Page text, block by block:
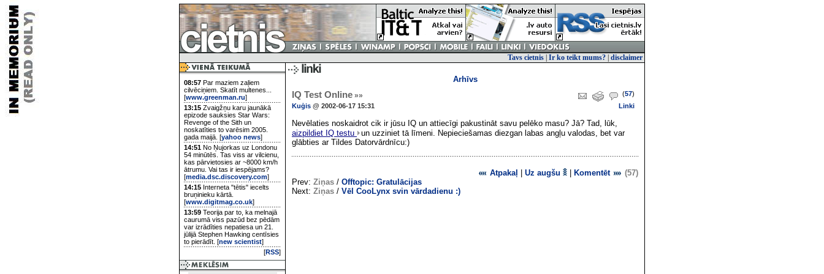
Tavs cietnis Ir ko teikt mums? disclaimer
08:57 Par maziem zaļiem
cilvēciņiem. Skatīt multenes...
[www.greenman.ru]
13:15 Zvaigžņu karu jaunākā
epizode sauksies Star Wars:
Revenge of the Sith un
noskatīties to varēsim 2005.
gada maijā. [yahoo news]
14:51 No Ņujorkas uz Londonu
54 minūtēs. Tas viss ar vilcienu,
kas pārvietosies ar ~8000 km/h
ātrumu. Vai tas ir iespējams?
[media.dsc.discovery.com]
14:15 Interneta "tētis" iecelts
bruņinieku kārtā.
[www.digitmag.co.uk]
13:59 Teorija par to, ka melnajā
caurumā viss pazūd bez pēdām
var izrādīties nepatiesa un 21.
jūlijā Stephen Hawking centīsies
to pierādīt. [new scientist]
[RSS]
Arhīvs
IQ Test Online »» (57)
Kuģis @ 2002-06-17 15:31 Linki
Nevēlaties noskaidrot cik ir jūsu IQ un attiecīgi pakustināt savu pelēko masu? Jā? Tad, lūk,
aizpildiet IQ testu
un uzziniet tā līmeni. Nepieciešamas diezgan labas angļu valodas, bet var
glābties ar Tildes Datorvārdnīcu:)
Atpakaļ Uz augšu Komentēt
(57)
Prev: Ziņas / Offtopic: Gratulācijas
Next: Ziņas / Vēl CooLynx svin vārdadienu :)